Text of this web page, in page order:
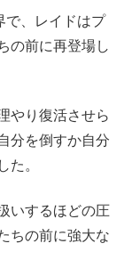
で、レイドはプ
の前に再登場し
やり復活させら
分を倒すか自分
た。
いするほどの圧
ちの前に強大な